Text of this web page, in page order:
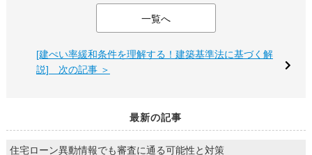
一覧へ
[建ぺい率緩和条件を理解する！建築基準法に基づく解
説] 次の記事 ＞
最新の記事
住宅ローン異動情報でも審査に通る可能性と対策